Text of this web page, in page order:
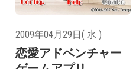
2009年04月29日( 水 )
恋愛アドベンチャー